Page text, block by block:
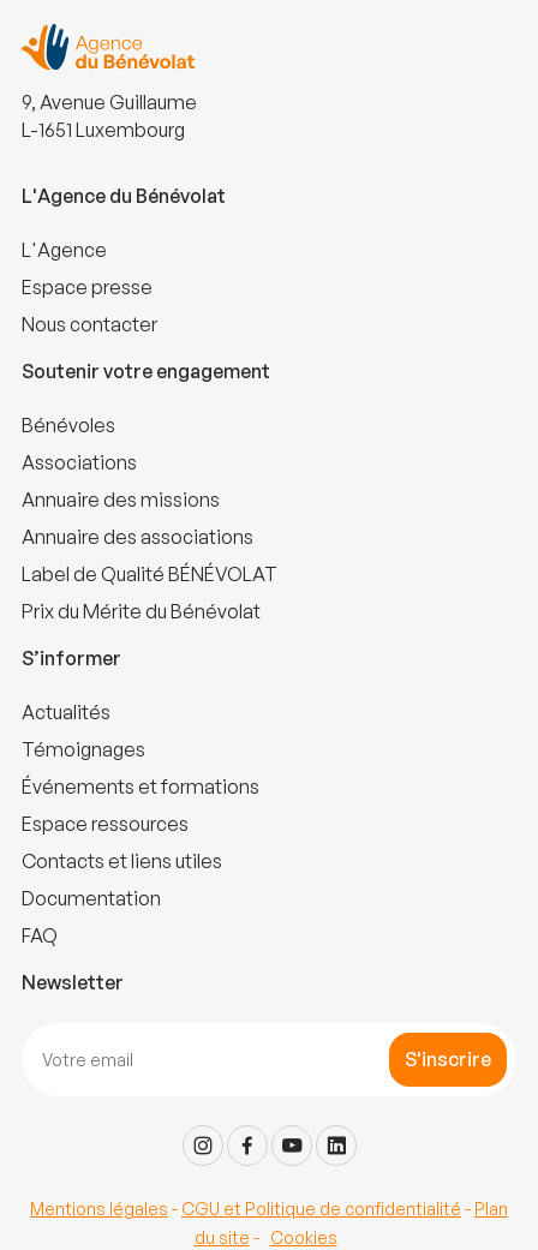
9, Avenue Guillaume
L-1651 Luxembourg
L'Agence du Bénévolat
L'Agence
Espace presse
Nous contacter
Soutenir votre engagement
Bénévoles
Associations
Annuaire des missions
Annuaire des associations
Label de Qualité BÉNÉVOLAT
Prix du Mérite du Bénévolat
S’informer
Actualités
Témoignages
Événements et formations
Espace ressources
Contacts et liens utiles
Documentation
FAQ
Newsletter
S'inscrire
Mentions légales - CGU et Politique de confidentialité - Plan
du site - Cookies